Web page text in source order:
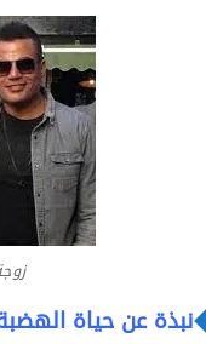
نبذة عن حياة